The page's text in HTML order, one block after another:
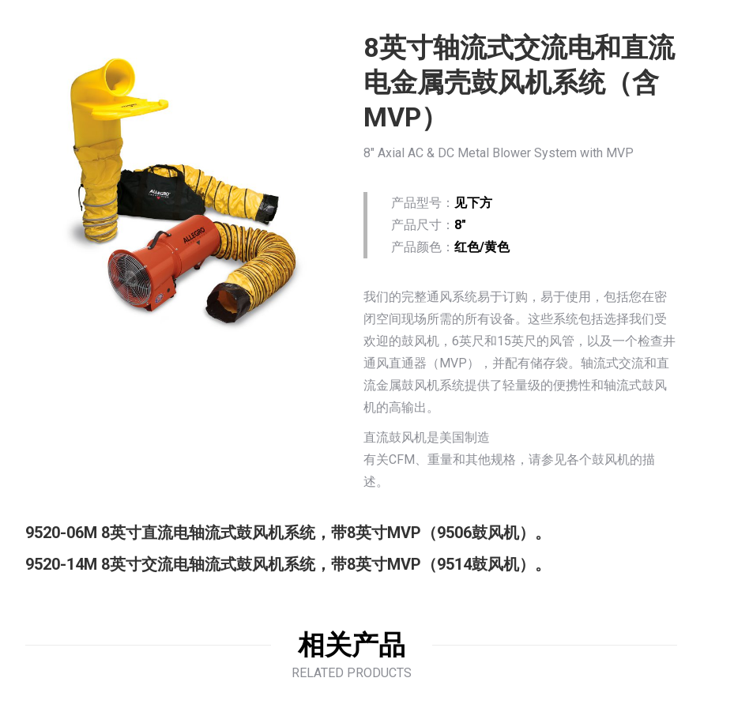
8英寸轴流式交流电和直流
电金属壳鼓风机系统（含
MVP）
8″ Axial AC & DC Metal Blower System with MVP
产品型号： 见下方
产品尺寸： 8″
产品颜色： 红色/黄色
我们的完整通风系统易于订购，易于使用，包括您在密
闭空间现场所需的所有设备。这些系统包括选择我们受
欢迎的鼓风机，6英尺和15英尺的风管，以及一个检查井
通风直通器（MVP），并配有储存袋。轴流式交流和直
流金属鼓风机系统提供了轻量级的便携性和轴流式鼓风
机的高输出。
直流鼓风机是美国制造
有关CFM、重量和其他规格，请参见各个鼓风机的描
述。
9520-06M 8英寸直流电轴流式鼓风机系统，带8英寸MVP（9506鼓风机）。
9520-14M 8英寸交流电轴流式鼓风机系统，带8英寸MVP（9514鼓风机）。
相关产品
RELATED PRODUCTS